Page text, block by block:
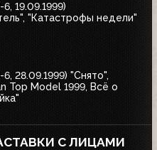
19.09.1999)
"Катастрофы недели"
28.09.1999) "Снято",
Top Model 1999, Всё о
С ЛИЦАМИ